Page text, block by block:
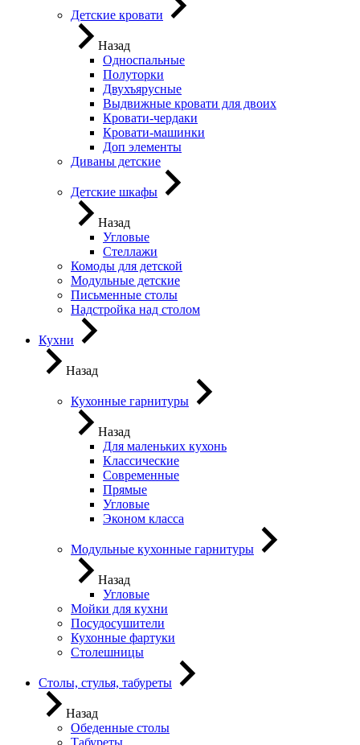
Детские кровати
Назад
Односпальные
Полуторки
Двухъярусные
Выдвижные кровати для двоих
Кровати-чердаки
Кровати-машинки
Доп элементы
Диваны детские
Детские шкафы
Назад
Угловые
Стеллажи
Комоды для детской
Модульные детские
Письменные столы
Надстройка над столом
Кухни
Назад
Кухонные гарнитуры
Назад
Для маленьких кухонь
Классические
Современные
Прямые
Угловые
Эконом класса
Модульные кухонные гарнитуры
Назад
Угловые
Мойки для кухни
Посудосушители
Кухонные фартуки
Столешницы
Столы, стулья, табуреты
Назад
Обеденные столы
Табуреты